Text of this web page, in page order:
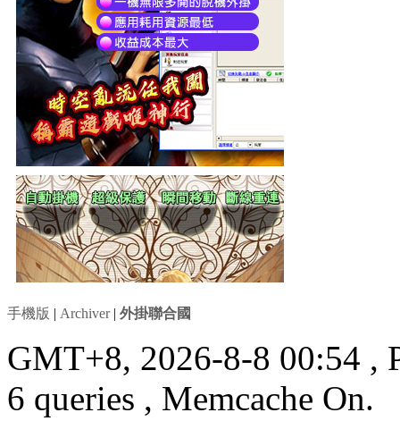
手機版 | Archiver| 外掛聯合國
GMT+8, 2026-8-8 00:54 ,
6 queries , Memcache On.